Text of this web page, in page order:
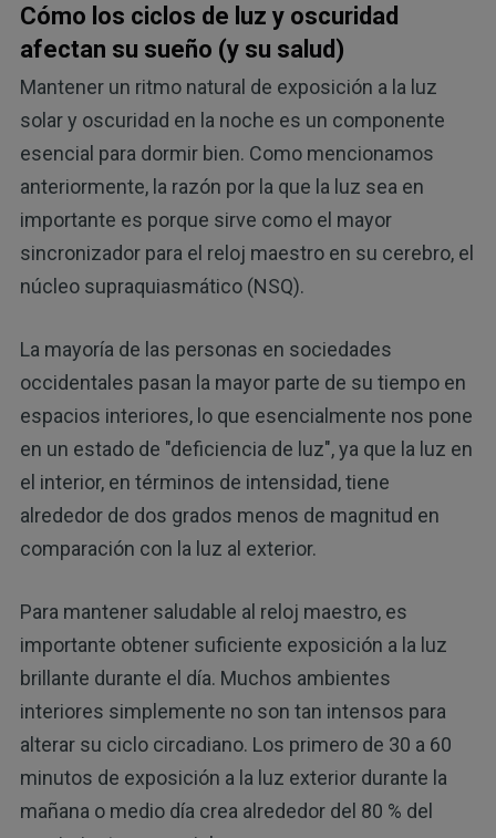
Cómo los ciclos de luz y oscuridad
afectan su sueño (y su salud)
Mantener un ritmo natural de exposición a la luz
solar y oscuridad en la noche es un componente
esencial para dormir bien. Como mencionamos
anteriormente, la razón por la que la luz sea en
importante es porque sirve como el mayor
sincronizador para el reloj maestro en su cerebro, el
núcleo supraquiasmático (NSQ).
La mayoría de las personas en sociedades
occidentales pasan la mayor parte de su tiempo en
espacios interiores, lo que esencialmente nos pone
en un estado de "deficiencia de luz", ya que la luz en
el interior, en términos de intensidad, tiene
alrededor de dos grados menos de magnitud en
comparación con la luz al exterior.
Para mantener saludable al reloj maestro, es
importante obtener suficiente exposición a la luz
brillante durante el día. Muchos ambientes
interiores simplemente no son tan intensos para
alterar su ciclo circadiano. Los primero de 30 a 60
minutos de exposición a la luz exterior durante la
mañana o medio día crea alrededor del 80 % del